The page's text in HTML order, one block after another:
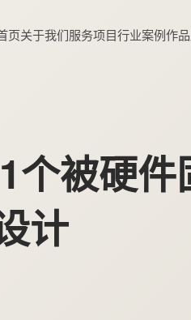
页关于我们服务项目行业案例作
被硬件
计